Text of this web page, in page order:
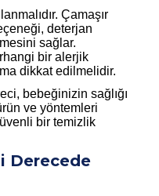
Çamaşır
deterjan
sağlar.
bir alerjik
dikkat edilmelidir.
bebeğinizin sağlığı
ve yöntemleri
bir temizlik
Derecede